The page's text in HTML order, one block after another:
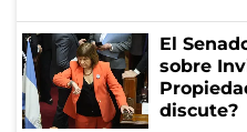
El
sobre
discute?